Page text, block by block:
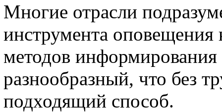
Многие отрасли
инструмента
методов информирования
разнообразный, что без
подходящий способ.